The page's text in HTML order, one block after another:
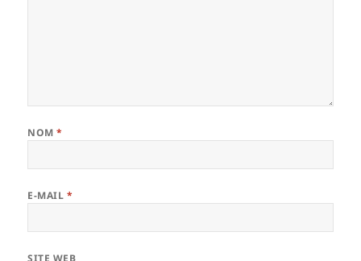
NOM*
E-MAIL *
SITE WEB